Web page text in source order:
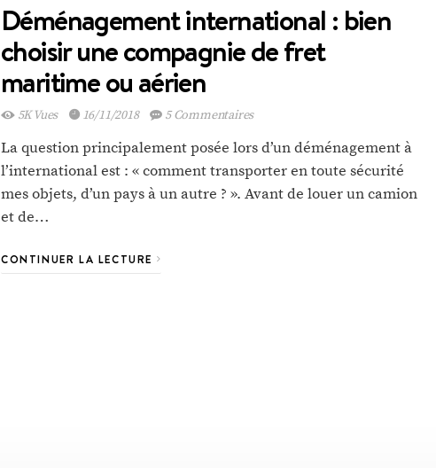
Déménagement international : bien
choisir une compagnie de fret
maritime ou aérien
5K Vues 16/11/2018 5 Commentaires
La question principalement posée lors d’un déménagement à
l’international est : « comment transporter en toute sécurité
mes objets, d’un pays à un autre ? ». Avant de louer un camion
et de…
CONTINUER LA LECTURE
Transporter de la
marchandise de Dakar
vers la France
VOIR L'ARTICLE